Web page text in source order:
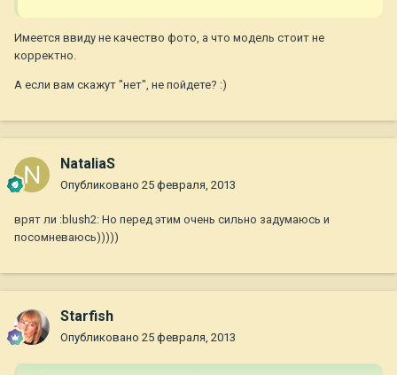
Имеется ввиду не качество фото, а что модель стоит не
корректно.
А если вам скажут "нет", не пойдете? :)
NataliaS
Опубликовано 25 февраля, 2013
врят ли :blush2: Но перед этим очень сильно задумаюсь и
посомневаюсь)))))
Starfish
Опубликовано 25 февраля, 2013